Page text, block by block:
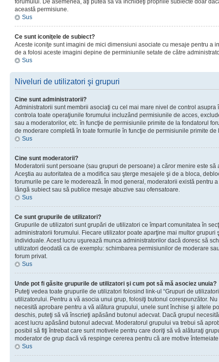
forumului. De asemenea, aţi putea să vă închideţi propriile subiecte doar
această permisiune.
Sus
Ce sunt iconiţele de subiect?
Aceste iconiţe sunt imagini de mici dimensiuni asociate cu mesaje pentru a
de a folosi aceste imagini depine de perminiunile setate de către
Sus
Niveluri de utilizatori şi grupuri
Cine sunt administratorii?
Administratorii sunt membrii asociaţi cu cel mai mare nivel de control asupra
controla toate operaţiunile forumului incluzând permisiunile de acces,
sau a moderatorilor, etc. în funcţie de permisiunile primite de la fondatorul
de moderare completă în toate formurile în funcţie de permisiunile primite de
Sus
Cine sunt moderatorii?
Moderatorii sunt persoane (sau grupuri de persoane) a căror menire este
Aceştia au autoritatea de a modifica sau şterge mesajele şi de a bloca,
forumurile pe care le moderează. În mod general, moderatorii există pentru
lângă subiect sau să publice mesaje abuzive sau ofensatoare.
Sus
Ce sunt grupurile de utilizatori?
Grupurile de utilizatori sunt grupări de utilizatori ce împart comunitatea în
administratorii forumului. Fiecare utilizator poate aparţine mai multor grupuri
individuale. Acest lucru uşurează munca administratorilor dacă doresc să
utilizatori deodată ca de exemplu: schimbarea permisiunilor de moderare
forum privat.
Sus
Unde pot fi găsite grupurile de utilizatori şi cum pot să mă asociez unuia?
Puteţi vedea toate grupurile de utilizatori folosind link-ul “Grupuri de
utilizatorului. Pentru a vă asocia unui grup, folosiţi butonul corespunzător.
necesită aprobare pentru a vă alătura grupului, unele sunt închise şi altele
deschis, puteţi să vă înscrieţi apăsând butonul adecvat. Dacă grupul
acest lucru apăsând butonul adecvat. Moderatorul grupului va trebui să
posibil să fiţi întrebat care sunt motivele pentru care doriţi să vă alăturaţi
moderator de grup dacă vă respinge cererea pentru că are motive
Sus